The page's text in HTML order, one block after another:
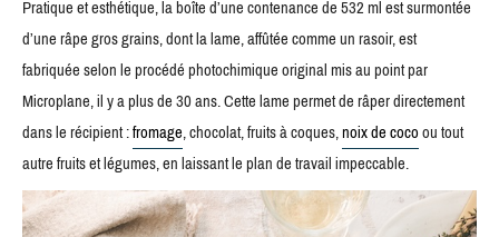
Pratique et esthétique, la boîte d’une contenance de 532 ml est surmontée
d’une râpe gros grains, dont la lame, affûtée comme un rasoir, est
fabriquée selon le procédé photochimique original mis au point par
Microplane, il y a plus de 30 ans. Cette lame permet de râper directement
dans le récipient :fromage, chocolat, fruits à coques,noix de cocoou tout
autre fruits et légumes, en laissant le plan de travail impeccable.